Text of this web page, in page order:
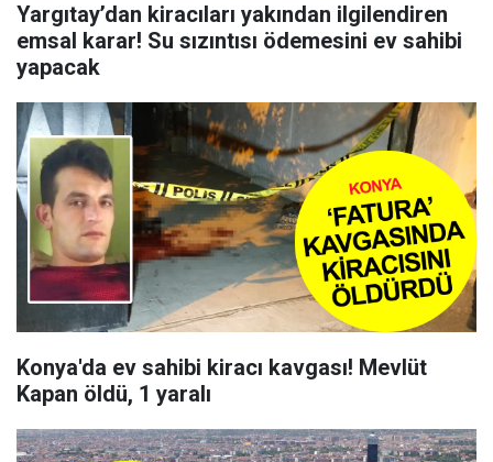
Yargıtay’dan kiracıları yakından ilgilendiren
emsal karar! Su sızıntısı ödemesini ev sahibi
yapacak
Konya'da ev sahibi kiracı kavgası! Mevlüt
Kapan öldü, 1 yaralı